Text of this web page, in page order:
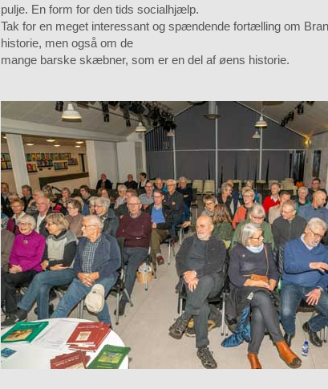
pulje. En form for den tids socialhjælp.
Tak for en meget interessant og spændende fortælling om
historie, men også om de
mange barske skæbner, som er en del af øens historie.